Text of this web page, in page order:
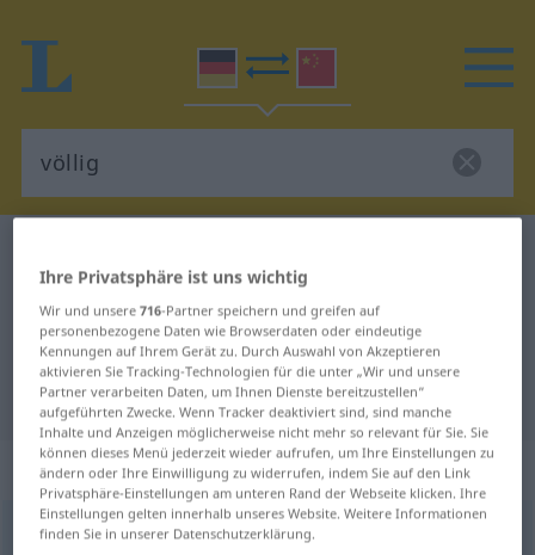
Deutsch-Chinesisch Übersetzung
für "völlig"
"völlig" Chinesisch Übersetzung
„völlig“: Adjektiv
völligadj
Ihre Privatsphäre ist uns wichtig
Wir und unsere716-Partner speichern und greifen auf
personenbezogene Daten wie Browserdaten oder eindeutige
Kennungen auf Ihrem Gerät zu. Durch Auswahl von Akzeptieren
aktivieren Sie Tracking-Technologien für die unter „Wir und unsere
Partner verarbeiten Daten, um Ihnen Dienste bereitzustellen“
aufgeführten Zwecke. Wenn Tracker deaktiviert sind, sind manche
Inhalte und Anzeigen möglicherweise nicht mehr so relevant für Sie. Sie
können dieses Menü jederzeit wieder aufrufen, um Ihre Einstellungen zu
ändern oder Ihre Einwilligung zu widerrufen, indem Sie auf den Link
Privatsphäre-Einstellungen am unteren Rand der Webseite klicken. Ihre
Einstellungen gelten innerhalb unseres Website. Weitere Informationen
finden Sie in unserer Datenschutzerklärung.